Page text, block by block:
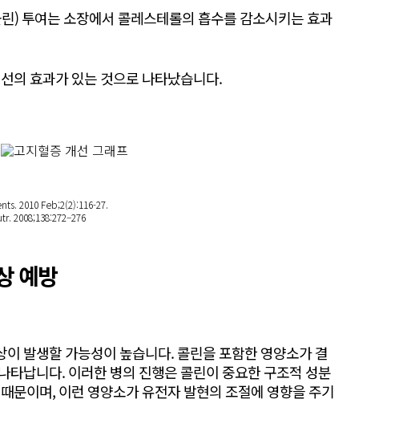
) 투여는 소장에서 콜레스테롤의 흡수를 감소시키는 효과
의 효과가 있는 것으로 나타났습니다.
2010 Feb;2(2):116-27.
2008;138:272–276
예방
발생할 가능성이 높습니다. 콜린을 포함한 영양소가 결
납니다. 이러한 병의 진행은 콜린이 중요한 구조적 성분
문이며, 이런 영양소가 유전자 발현의 조절에 영향을 주기